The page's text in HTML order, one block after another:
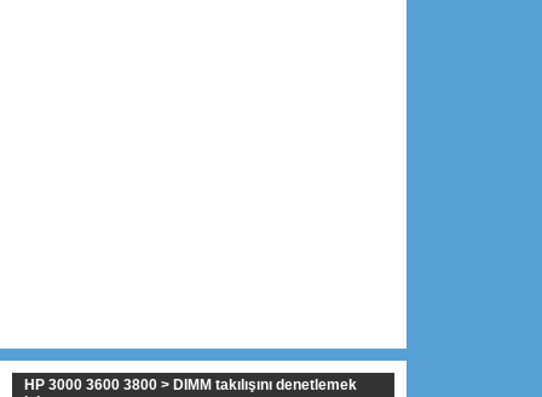
HP 3000 3600 3800 > DIMM takılışını denetlemek